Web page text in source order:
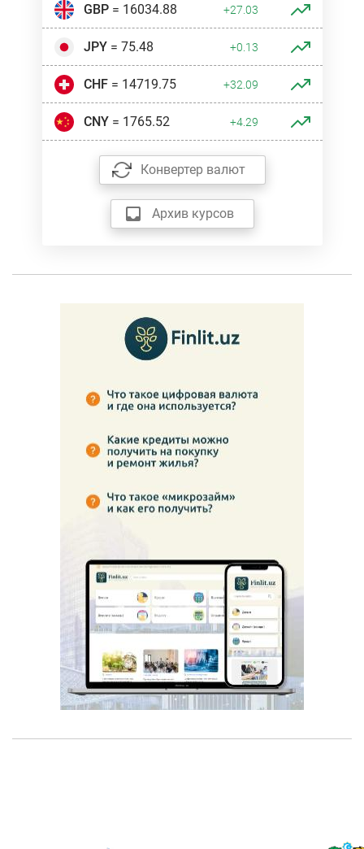
GBP= 16034.88 +27.03
JPY= 75.48 +0.13
CHF= 14719.75 +32.09
CNY= 1765.52 +4.29
Конвертер валют
Архив курсов